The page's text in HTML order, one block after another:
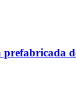
prefabricada